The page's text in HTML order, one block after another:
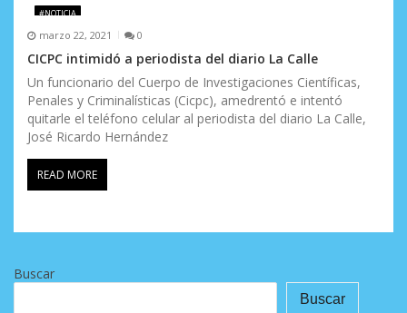
#NOTICIA
marzo 22, 2021 0
CICPC intimidó a periodista del diario La Calle
Un funcionario del Cuerpo de Investigaciones Científicas,
Penales y Criminalísticas (Cicpc), amedrentó e intentó
quitarle el teléfono celular al periodista del diario La Calle,
José Ricardo Hernández
READ MORE
Buscar
Buscar